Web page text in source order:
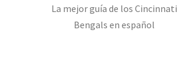
La mejor guía de los Cincinnati
Bengals en español